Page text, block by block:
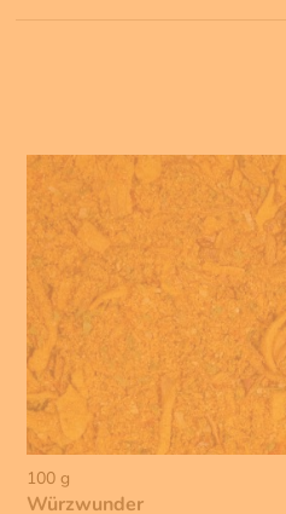
100 g
Würzwunder